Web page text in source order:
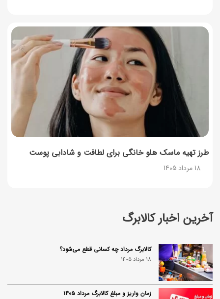
آخرین اخبار کالابرگ
کالابرگ مرداد چه کسانی قطع می‌شود؟
18 مرداد 1405
زمان واریز و مبلغ کالابرگ مرداد ۱۴۰۵
طرز تهیه ماسک هلو خانگی برای لطافت و شادابی پوست
18 مرداد 1405